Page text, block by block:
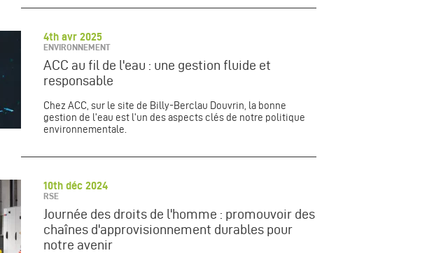
4th avr 2025
ENVIRONNEMENT
ACC au fil de l'eau : une gestion fluide et
responsable
Chez ACC, sur le site de Billy-Berclau Douvrin, la bonne
gestion de l'eau est l'un des aspects clés de notre politique
environnementale.
10th déc 2024
RSE
Journée des droits de l'homme : promouvoir des
chaînes d'approvisionnement durables pour
notre avenir